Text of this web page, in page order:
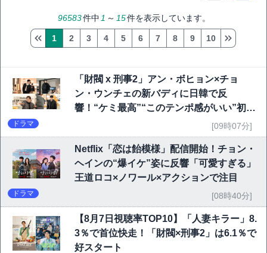
96583件中 1 ～ 15件を表示しています。
1 2 3 4 5 6 7 8 9 10
「財閥 x 刑事2」アン・ボヒョン×チョ
ン・ウンチェの新バディに日韓で反
響！“ケミ最高”“このテンポ感がいい”初回
ドラマ [09時07分]
Netflix「恋は飴模様」配信開始！チョン・
ヘインの“爆イケ”姿に反響「可愛すぎる」
王道ロコ×ノワール×アクションで注目
ドラマ [08時40分]
【8月7日視聴率TOP10】「人妻キラー」8.
3％で首位快走！「財閥×刑事2」は6.1％で
好スタート